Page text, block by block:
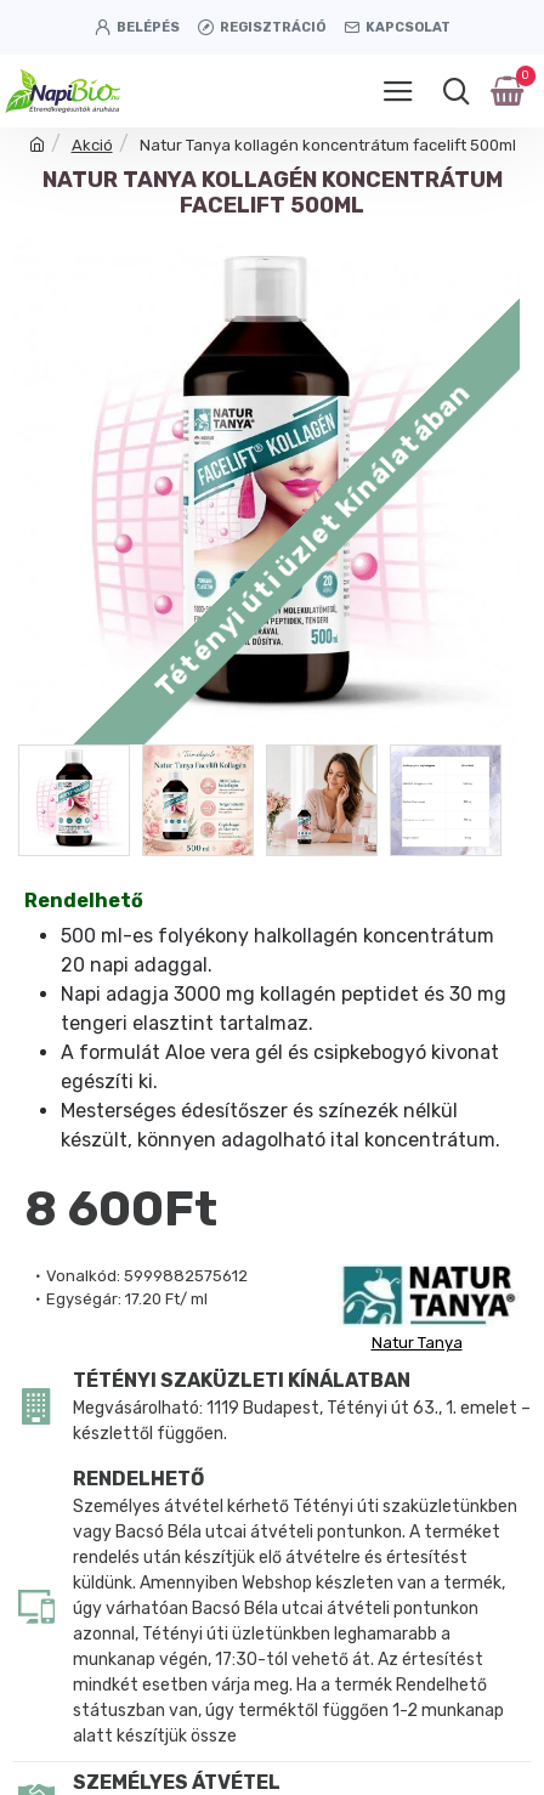
BELÉPÉS REGISZTRÁCIÓ KAPCSOLAT
0
Akció Natur Tanya kollagén koncentrátum facelift 500ml
NATUR TANYA KOLLAGÉN KONCENTRÁTUM
FACELIFT 500ML
Tétényi úti üzlet kínálatában
Vonalkód: 5999882575612
Egységár: 17.20 Ft/ ml
Natur Tanya
Rendelhető
8 600Ft
500 ml-es folyékony halkollagén koncentrátum
20 napi adaggal.
Napi adagja 3000 mg kollagén peptidet és 30 mg
tengeri elasztint tartalmaz.
A formulát Aloe vera gél és csipkebogyó kivonat
egészíti ki.
Mesterséges édesítőszer és színezék nélkül
készült, könnyen adagolható ital koncentrátum.
TÉTÉNYI SZAKÜZLETI KÍNÁLATBAN
Megvásárolható: 1119 Budapest, Tétényi út 63., 1. emelet –
készlettől függően.
RENDELHETŐ
Személyes átvétel kérhető Tétényi úti szaküzletünkben
vagy Bacsó Béla utcai átvételi pontunkon. A terméket
rendelés után készítjük elő átvételre és értesítést
küldünk. Amennyiben Webshop készleten van a termék,
úgy várhatóan Bacsó Béla utcai átvételi pontunkon
azonnal, Tétényi úti üzletünkben leghamarabb a
munkanap végén, 17:30-tól vehető át. Az értesítést
mindkét esetben várja meg. Ha a termék Rendelhető
státuszban van, úgy terméktől függően 1-2 munkanap
alatt készítjük össze
SZEMÉLYES ÁTVÉTEL